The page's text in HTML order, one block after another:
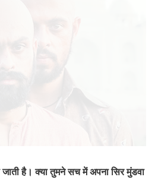
है। क्या तुमने सच में अपना सिर मुंडवा